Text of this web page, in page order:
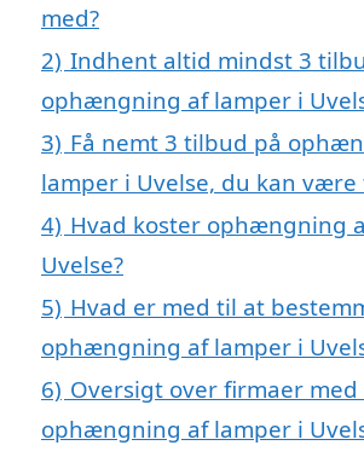
med?
2) Indhent altid mindst 3
ophængning af lamper i
3) Få nemt 3 tilbud på
lamper i Uvelse, du kan være
4) Hvad koster ophængning
Uvelse?
5) Hvad er med til at
ophængning af lamper i
6) Oversigt over firmaer med
ophængning af lamper i